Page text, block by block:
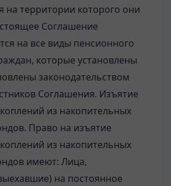
на территории которого они
Соглашение
на все виды пенсионного
которые установлены
законодательством
Соглашения. Изъятие
из накопительных
Право на изъятие
из накопительных
имеют: Лица,
на постоянное